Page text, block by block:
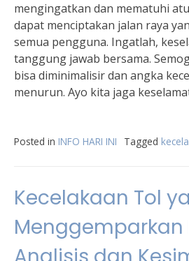
mengingatkan dan mematuhi
dapat menciptakan jalan raya
semua pengguna. Ingatlah,
tanggung jawab bersama.
bisa diminimalisir dan angka
menurun. Ayo kita jaga
Posted in INFO HARI INI Tagged
Kecelakaan Tol
Menggemparkan